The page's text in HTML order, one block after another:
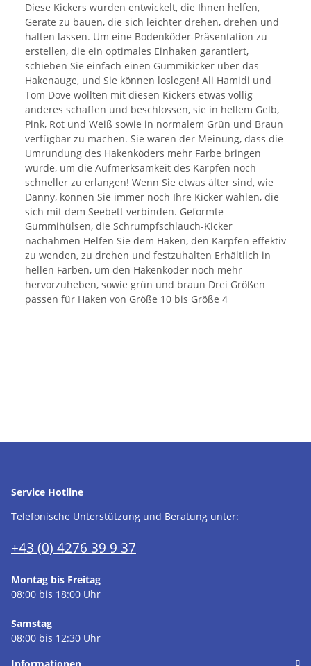
Diese Kickers wurden entwickelt, die Ihnen helfen,
Geräte zu bauen, die sich leichter drehen, drehen und
halten lassen. Um eine Bodenköder-Präsentation zu
erstellen, die ein optimales Einhaken garantiert,
schieben Sie einfach einen Gummikicker über das
Hakenauge, und Sie können loslegen! Ali Hamidi und
Tom Dove wollten mit diesen Kickers etwas völlig
anderes schaffen und beschlossen, sie in hellem Gelb,
Pink, Rot und Weiß sowie in normalem Grün und Braun
verfügbar zu machen. Sie waren der Meinung, dass die
Umrundung des Hakenköders mehr Farbe bringen
würde, um die Aufmerksamkeit des Karpfen noch
schneller zu erlangen! Wenn Sie etwas älter sind, wie
Danny, können Sie immer noch Ihre Kicker wählen, die
sich mit dem Seebett verbinden. Geformte
Gummihülsen, die Schrumpfschlauch-Kicker
nachahmen Helfen Sie dem Haken, den Karpfen effektiv
zu wenden, zu drehen und festzuhalten Erhältlich in
hellen Farben, um den Hakenköder noch mehr
hervorzuheben, sowie grün und braun Drei Größen
passen für Haken von Größe 10 bis Größe 4
Service Hotline
Telefonische Unterstützung und Beratung unter:
+43 (0) 4276 39 9 37
Montag bis Freitag
08:00 bis 18:00 Uhr
Samstag
08:00 bis 12:30 Uhr